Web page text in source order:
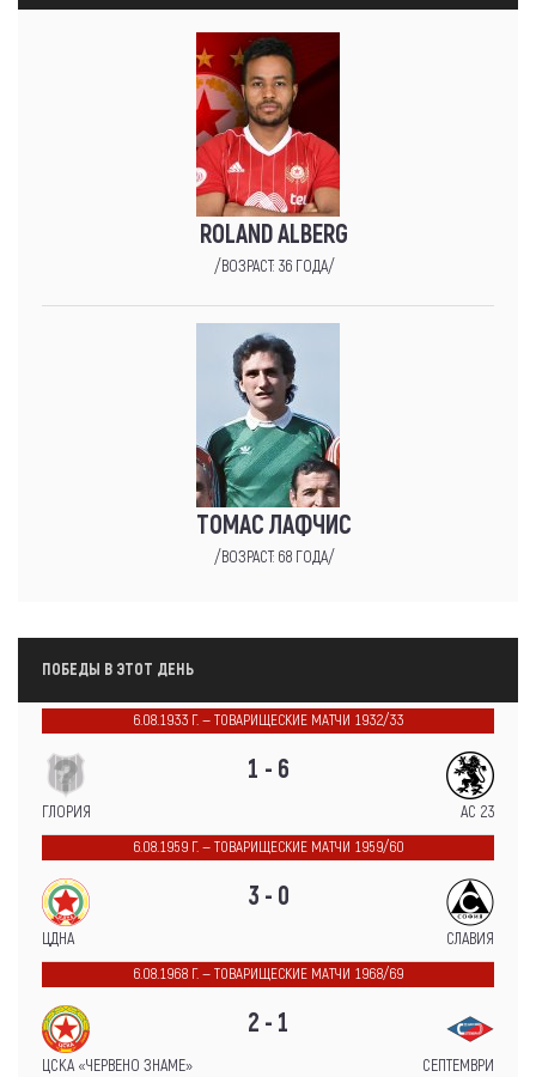
ROLAND ALBERG
/ВОЗРАСТ: 36 ГОДА/
ТОМАС ЛАФЧИС
/ВОЗРАСТ: 68 ГОДА/
ПОБЕДЫ В ЭТОТ ДЕНЬ
6.08.1933 Г. — ТОВАРИЩЕСКИЕ МАТЧИ 1932/33
ГЛОРИЯ
1 - 6
АС 23
6.08.1959 Г. — ТОВАРИЩЕСКИЕ МАТЧИ 1959/60
ЦДНА
3 - 0
СЛАВИЯ
6.08.1968 Г. — ТОВАРИЩЕСКИЕ МАТЧИ 1968/69
ЦСКА «ЧЕРВЕНО ЗНАМЕ»
2 - 1
СЕПТЕМВРИ